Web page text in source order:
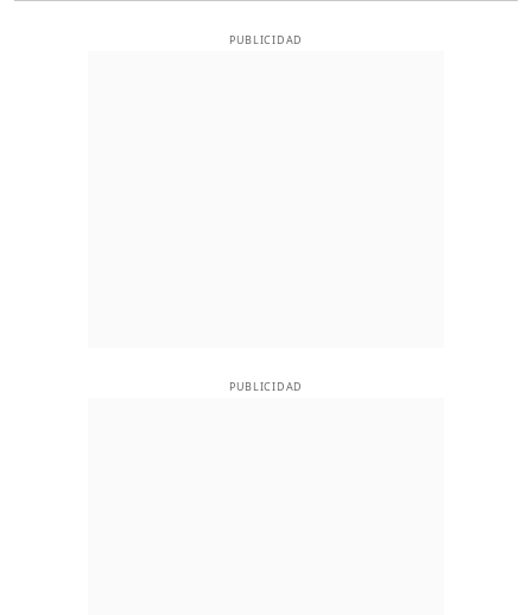
PUBLICIDAD
PUBLICIDAD